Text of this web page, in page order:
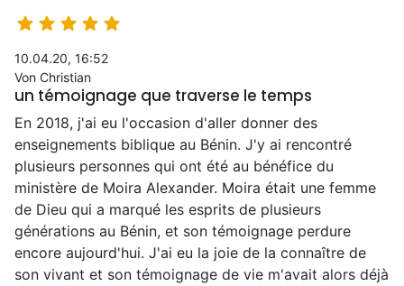
    
10.04.20, 16:52
Von Christian
un témoignage que traverse le temps
En 2018, j'ai eu l'occasion d'aller donner des
enseignements biblique au Bénin. J'y ai rencontré
plusieurs personnes qui ont été au bénéfice du
ministère de Moira Alexander. Moira était une femme
de Dieu qui a marqué les esprits de plusieurs
générations au Bénin, et son témoignage perdure
encore aujourd'hui. J'ai eu la joie de la connaître de
son vivant et son témoignage de vie m'avait alors déjà